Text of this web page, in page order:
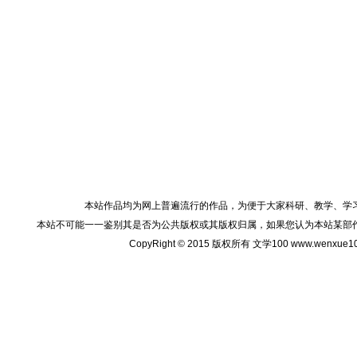
本站作品均为网上普遍流行的作品，为便于大家科研、教学、
本站不可能一一鉴别其是否为公共版权或其版权归属，如果您认为本站某
CopyRight © 2015 版权所有 文学100